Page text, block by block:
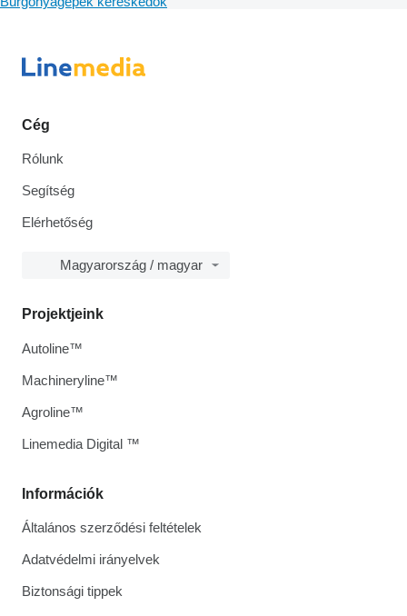
Cég
Rólunk
Segítség
Elérhetőség
Magyarország / magyar
Információk
Általános szerződési feltételek
Adatvédelmi irányelvek
Biztonsági tippek
Projektjeink
Autoline™
Machineryline™
Agroline™
Linemedia Digital ™